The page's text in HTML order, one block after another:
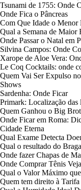
Tsunami de 1755: Onde
Onde Fica o Pâncreas
Com Que Idade o Menor
Qual a Semana de
Onde Passar o Natal em
Silvina Campos: Onde
Xarope de Aloe Vera:
Le Coq Cocktails: onde
Quem Vai Ser Expulso
Shows
Sardenha: Onde Ficar
Primark: Localização
Quem Ganhou o Big
Onde Ficar em Roma:
Cidade Eterna
Qual Exame Detecta
Qual o resultado do
Onde fazer Chapas de
Onde Comprar Tênis
Qual o Valor Máximo
Quem tem direito à